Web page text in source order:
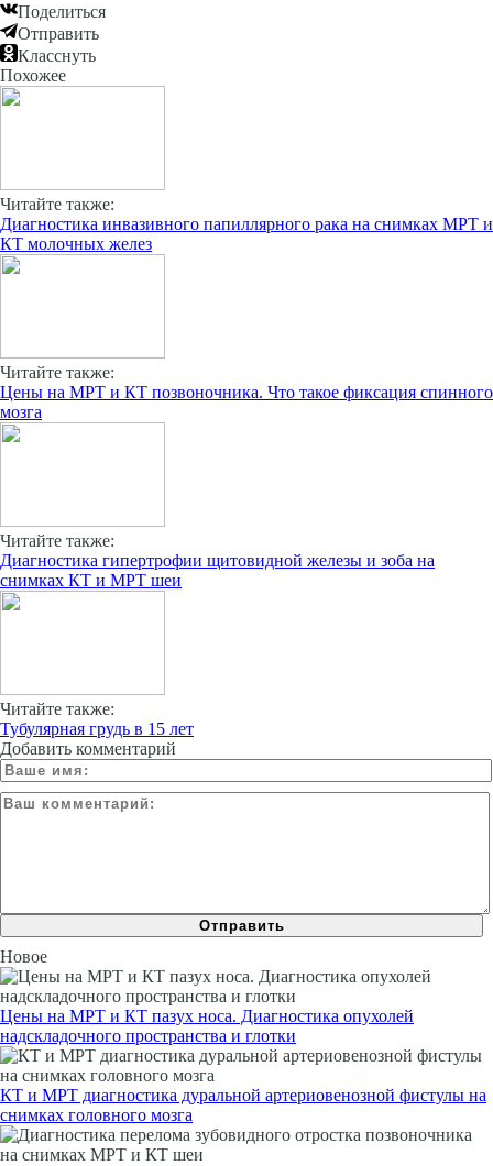
Поделиться
Отправить
Класснуть
Похожее
Читайте также:
Диагностика инвазивного папиллярного рака на снимках МРТ и
КТ молочных желез
Читайте также:
Цены на МРТ и КТ позвоночника. Что такое фиксация спинного
мозга
Читайте также:
Диагностика гипертрофии щитовидной железы и зоба на
снимках КТ и МРТ шеи
Читайте также:
Тубулярная грудь в 15 лет
Добавить комментарий
Новое
Цены на МРТ и КТ пазух носа. Диагностика опухолей
надскладочного пространства и глотки
КТ и МРТ диагностика дуральной артериовенозной фистулы на
снимках головного мозга